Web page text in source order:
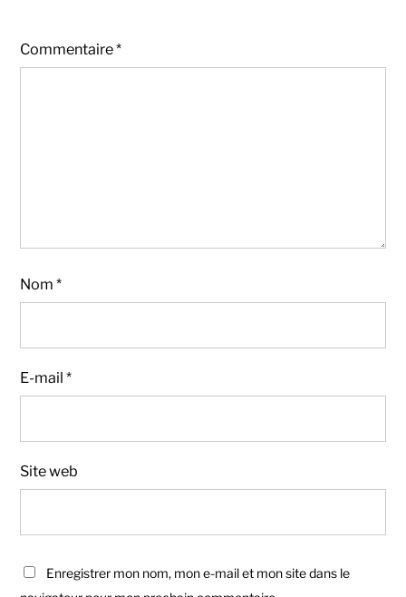
Commentaire*
Nom*
E-mail*
Site web
Enregistrer mon nom, mon e-mail et mon site dans le